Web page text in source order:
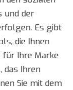
und der
Es gibt
die Ihnen
Ihre Marke
das Ihren
Sie mit dem